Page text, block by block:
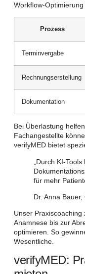
Workflow-
Prozess
Terminvergabe
Rechnungserstellung
Dokumentation
Bei Überlastung
Fachangestellte
verifyMED bietet
„Durch KI-
für mehr
Dr. Anna
Unser
Anamnese bis zur
optimieren. So
Wesentliche.
verifyMED: